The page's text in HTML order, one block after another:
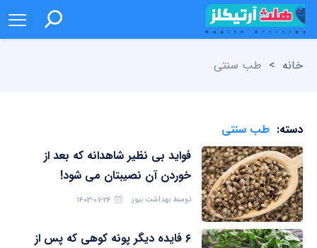
خانه > طب سنتی
دسته: طب سنتی
فواید بی نظیر شاهدانه که بعد از
خوردن آن نصیبتان می شود!
توسط بهداشت نیوز ۱۴۰۳-۰۷-۲۴
۶ فایده دیگر پونه کوهی که پس از